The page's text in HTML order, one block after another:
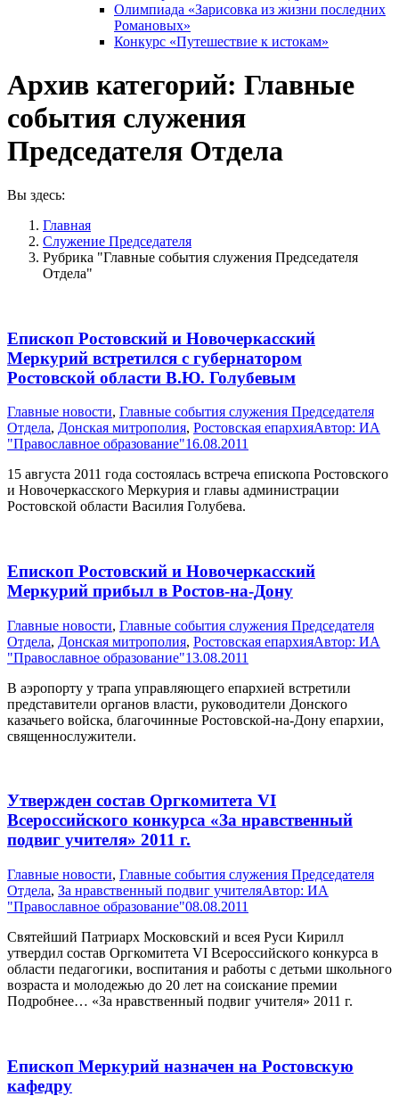
Олимпиада «Зарисовка из жизни последних
Романовых»
Конкурс «Путешествие к истокам»
Архив категорий: Главные
события служения
Председателя Отдела
Вы здесь:
Главная
Служение Председателя
Рубрика "Главные события служения Председателя
Отдела"
Епископ Ростовский и Новочеркасский
Меркурий встретился с губернатором
Ростовской области В.Ю. Голубевым
Главные новости, Главные события служения Председателя
Отдела, Донская митрополия, Ростовская епархияАвтор: ИА
"Православное образование"16.08.2011
15 августа 2011 года состоялась встреча епископа Ростовского
и Новочеркасского Меркурия и главы администрации
Ростовской области Василия Голубева.
Епископ Ростовский и Новочеркасский
Меркурий прибыл в Ростов-на-Дону
Главные новости, Главные события служения Председателя
Отдела, Донская митрополия, Ростовская епархияАвтор: ИА
"Православное образование"13.08.2011
В аэропорту у трапа управляющего епархией встретили
представители органов власти, руководители Донского
казачьего войска, благочинные Ростовской-на-Дону епархии,
священнослужители.
Утвержден состав Оргкомитета VI
Всероссийского конкурса «За нравственный
подвиг учителя» 2011 г.
Главные новости, Главные события служения Председателя
Отдела, За нравственный подвиг учителяАвтор: ИА
"Православное образование"08.08.2011
Святейший Патриарх Московский и всея Руси Кирилл
утвердил состав Оргкомитета VI Всероссийского конкурса в
области педагогики, воспитания и работы с детьми школьного
возраста и молодежью до 20 лет на соискание премии
Подробнее… «За нравственный подвиг учителя» 2011 г.
Епископ Меркурий назначен на Ростовскую
кафедру